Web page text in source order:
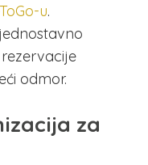
u.
odmor.
za